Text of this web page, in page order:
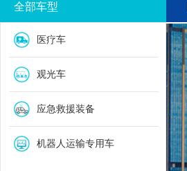
全部车型
医疗车
观光车
应急救援装备
机器人运输专用车